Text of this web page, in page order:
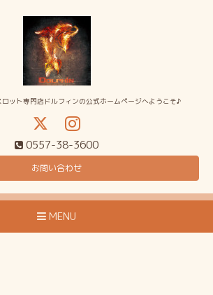
ット専門店ドルフィンの公式ホームページへようこそ♪
0557-38-3600
お問い合わせ
MENU